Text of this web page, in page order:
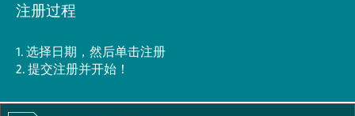
注册过程
1. 选择日期，然后单击注册
2. 提交注册并开始！